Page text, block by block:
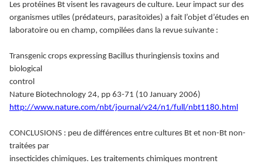
Les protéines Bt visent les ravageurs de culture. Leur impact sur des
organismes utiles (prédateurs, parasitoïdes) a fait l’objet d’études en
laboratoire ou en champ, compilées dans la revue suivante :
Transgenic crops expressing Bacillus thuringiensis toxins and
biological
control
Nature Biotechnology 24, pp 63-71 (10 January 2006)
http://www.nature.com/nbt/journal/v24/n1/full/nbt1180.html
CONCLUSIONS : peu de différences entre cultures Bt et non-Bt non-
traitées par
insecticides chimiques. Les traitements chimiques montrent